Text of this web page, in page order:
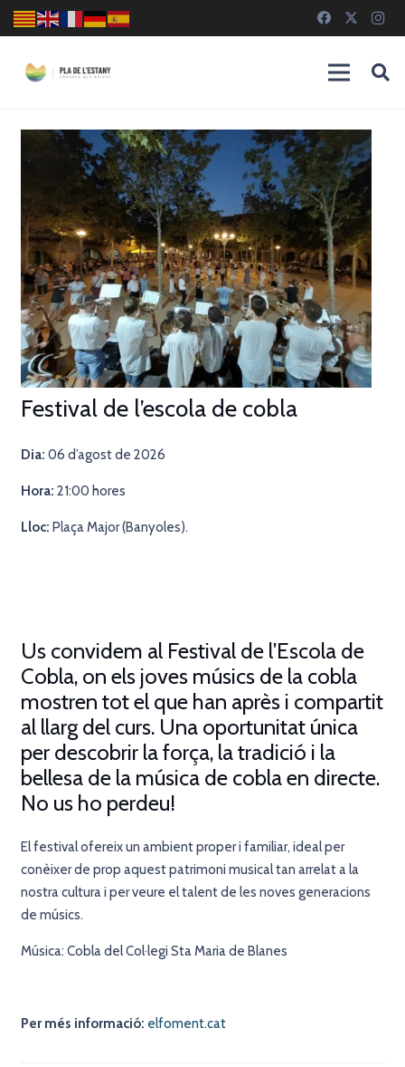
Festival de l’escola de cobla
Dia: 06 d’agost de 2026
Hora: 21:00 hores
Lloc: Plaça Major (Banyoles).
Us convidem al Festival de l’Escola de
Cobla, on els joves músics de la cobla
mostren tot el que han après i compartit
al llarg del curs. Una oportunitat única
per descobrir la força, la tradició i la
bellesa de la música de cobla en directe.
No us ho perdeu!
El festival ofereix un ambient proper i familiar, ideal per
conèixer de prop aquest patrimoni musical tan arrelat a la
nostra cultura i per veure el talent de les noves generacions
de músics.
Música: Cobla del Col·legi Sta Maria de Blanes
Per més informació: elfoment.cat